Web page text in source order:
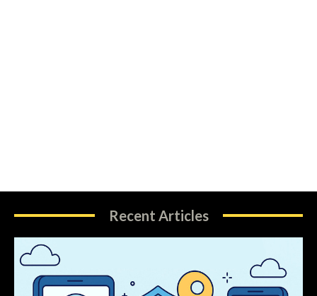
Recent Articles